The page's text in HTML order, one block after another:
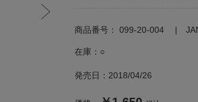
在庫： ○
発売日： 2018/04/26
商品番号： 099-20-004